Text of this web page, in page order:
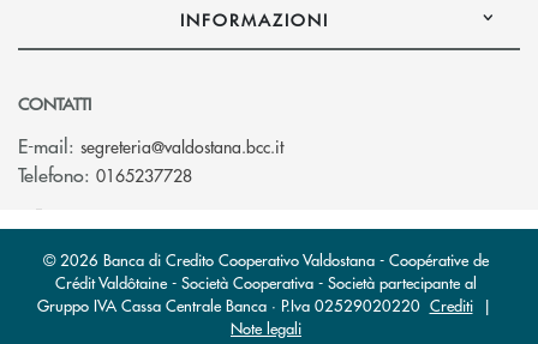
INFORMAZIONI
CONTATTI
E-mail: segreteria@valdostana.bcc.it(si apre l’app di posta
Telefono: 0165237728
© 2026 Banca di Credito Cooperativo Valdostana - Coopérative de
Crédit Valdôtaine - Società Cooperativa - Società partecipante al
Gruppo IVA Cassa Centrale Banca · P.Iva 02529020220 Crediti|
Note legali